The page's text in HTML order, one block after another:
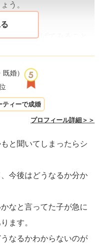
う。
を掘り下げてみること
っくりと進める必要が
避けているのか、それ
など、理由によってア
ことで、仕事以外のコ
です。彼女が仕事以外
は友人としてその情報
会を作りましょう。
の意見や選択を尊重す
興味がないという現時
婚）
ティーで成婚
プロフィール詳細＞＞
と聞いてしまったらシ
今後はどうなるか分か
なと言ってた子が急に
ます。
なるかわからないのが